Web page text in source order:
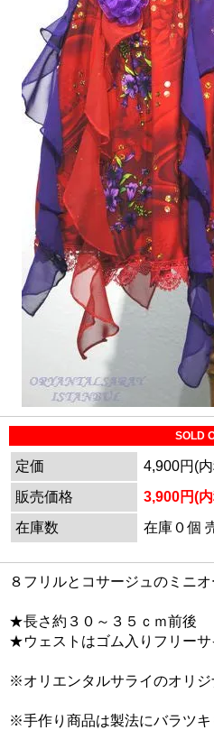
SOLD
定価
4,900円(
販売価格
3,900円(
在庫数
在庫０個
８フリルとコサージュのミニ
★長さ約３０～３５ｃｍ前後
★ウェストはゴム入りフリーサ
※オリエンタルサライのオリ
※手作り商品は製法にバラツ